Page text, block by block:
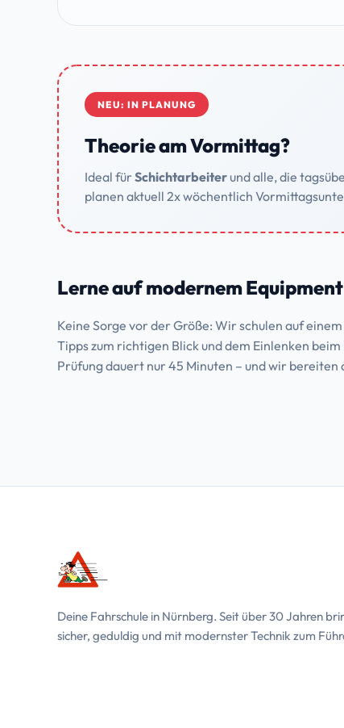
NEU: IN PLANUNG
Theorie am Vormittag?
Ideal fürSchichtarbeiter und alle, die
planen aktuell 2x wöchentlich
Lerne auf modernem Equipment
Keine Sorge vor der Größe: Wir schulen auf
Tipps zum richtigen Blick und dem Einlenken
Prüfung dauert nur 45 Minuten – und wir bereiten
Deine Fahrschule in Nürnberg. Seit über 30 Jahren
sicher, geduldig und mit modernster Technik zum